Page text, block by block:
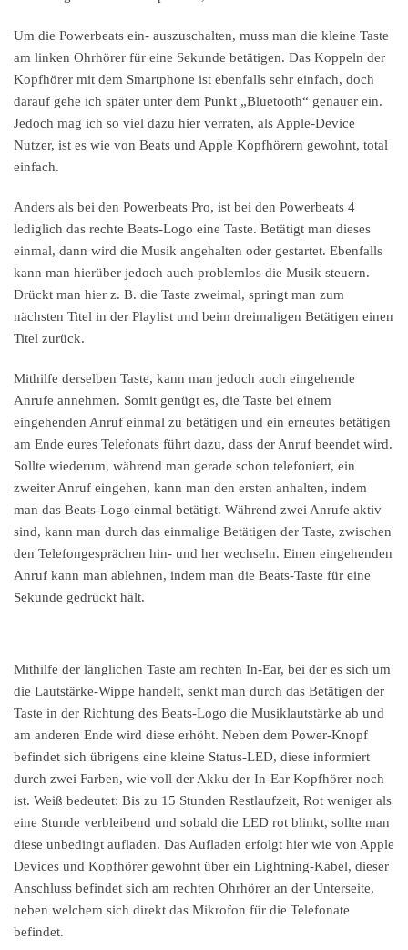
Um die Powerbeats ein- auszuschalten, muss man die kleine Taste
am linken Ohrhörer für eine Sekunde betätigen. Das Koppeln der
Kopfhörer mit dem Smartphone ist ebenfalls sehr einfach, doch
darauf gehe ich später unter dem Punkt „Bluetooth“ genauer ein.
Jedoch mag ich so viel dazu hier verraten, als Apple-Device
Nutzer, ist es wie von Beats und Apple Kopfhörern gewohnt, total
einfach.
Anders als bei den Powerbeats Pro, ist bei den Powerbeats 4
lediglich das rechte Beats-Logo eine Taste. Betätigt man dieses
einmal, dann wird die Musik angehalten oder gestartet. Ebenfalls
kann man hierüber jedoch auch problemlos die Musik steuern.
Drückt man hier z. B. die Taste zweimal, springt man zum
nächsten Titel in der Playlist und beim dreimaligen Betätigen einen
Titel zurück.
Mithilfe derselben Taste, kann man jedoch auch eingehende
Anrufe annehmen. Somit genügt es, die Taste bei einem
eingehenden Anruf einmal zu betätigen und ein erneutes betätigen
am Ende eures Telefonats führt dazu, dass der Anruf beendet wird.
Sollte wiederum, während man gerade schon telefoniert, ein
zweiter Anruf eingehen, kann man den ersten anhalten, indem
man das Beats-Logo einmal betätigt. Während zwei Anrufe aktiv
sind, kann man durch das einmalige Betätigen der Taste, zwischen
den Telefongesprächen hin- und her wechseln. Einen eingehenden
Anruf kann man ablehnen, indem man die Beats-Taste für eine
Sekunde gedrückt hält.
Mithilfe der länglichen Taste am rechten In-Ear, bei der es sich um
die Lautstärke-Wippe handelt, senkt man durch das Betätigen der
Taste in der Richtung des Beats-Logo die Musiklautstärke ab und
am anderen Ende wird diese erhöht. Neben dem Power-Knopf
befindet sich übrigens eine kleine Status-LED, diese informiert
durch zwei Farben, wie voll der Akku der In-Ear Kopfhörer noch
ist. Weiß bedeutet: Bis zu 15 Stunden Restlaufzeit, Rot weniger als
eine Stunde verbleibend und sobald die LED rot blinkt, sollte man
diese unbedingt aufladen. Das Aufladen erfolgt hier wie von Apple
Devices und Kopfhörer gewohnt über ein Lightning-Kabel, dieser
Anschluss befindet sich am rechten Ohrhörer an der Unterseite,
neben welchem sich direkt das Mikrofon für die Telefonate
befindet.